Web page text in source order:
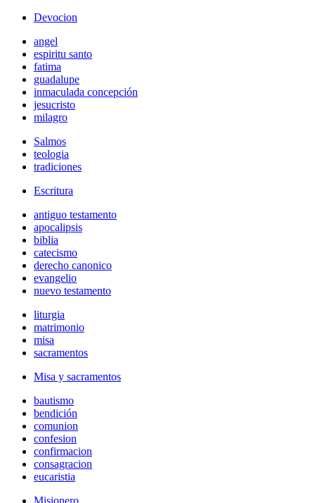
Devocion
angel
espiritu santo
fatima
guadalupe
inmaculada concepción
jesucristo
milagro
Salmos
teologia
tradiciones
Escritura
antiguo testamento
apocalipsis
biblia
catecismo
derecho canonico
evangelio
nuevo testamento
liturgia
matrimonio
misa
sacramentos
Misa y sacramentos
bautismo
bendición
comunion
confesion
confirmacion
consagracion
eucaristia
Misionero